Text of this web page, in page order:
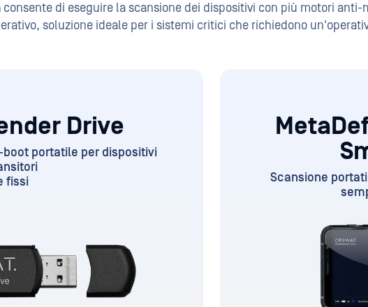
consente di eseguire la scansione dei dispositivi con più motori
soluzione ideale per i sistemi critici che richiedono
Drive
portatile per dispositivi
fissi
Scansione